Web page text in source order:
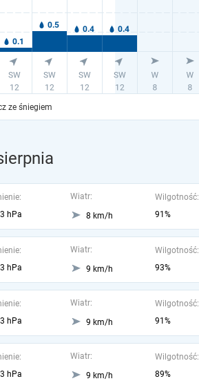
ze śniegiem
hPa
Wiatr:
8 km/h
Wilgotność:
91%
hPa
Wiatr:
9 km/h
Wilgotność:
93%
hPa
Wiatr:
9 km/h
Wilgotność:
91%
hPa
Wiatr:
9 km/h
Wilgotność:
89%